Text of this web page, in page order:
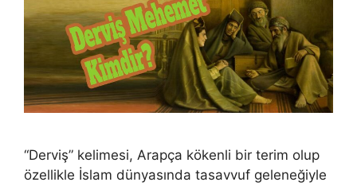
“Derviş” kelimesi, Arapça kökenli bir terim olup
özellikle İslam dünyasında tasavvuf geleneğiyle